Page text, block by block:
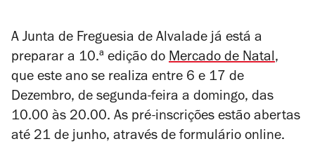
A Junta de Freguesia de Alvalade já está a
preparar a 10.ª edição do Mercado de Natal,
que este ano se realiza entre 6 e 17 de
Dezembro, de segunda-feira a domingo, das
10.00 às 20.00. As pré-inscrições estão abertas
até 21 de junho, através de formulário online.